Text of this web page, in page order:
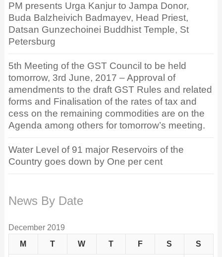
PM presents Urga Kanjur to Jampa Donor,
Buda Balzheivich Badmayev, Head Priest,
Datsan Gunzechoinei Buddhist Temple, St
Petersburg
5th Meeting of the GST Council to be held
tomorrow, 3rd June, 2017 – Approval of
amendments to the draft GST Rules and related
forms and Finalisation of the rates of tax and
cess on the remaining commodities are on the
Agenda among others for tomorrow’s meeting.
Water Level of 91 major Reservoirs of the
Country goes down by One per cent
News By Date
December 2019
M
T W T F S S